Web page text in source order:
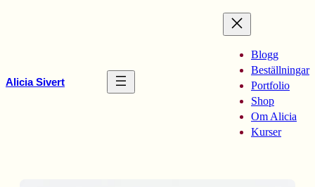
Alicia Sivert
Blogg
Beställningar
Portfolio
Shop
Om Alicia
Kurser